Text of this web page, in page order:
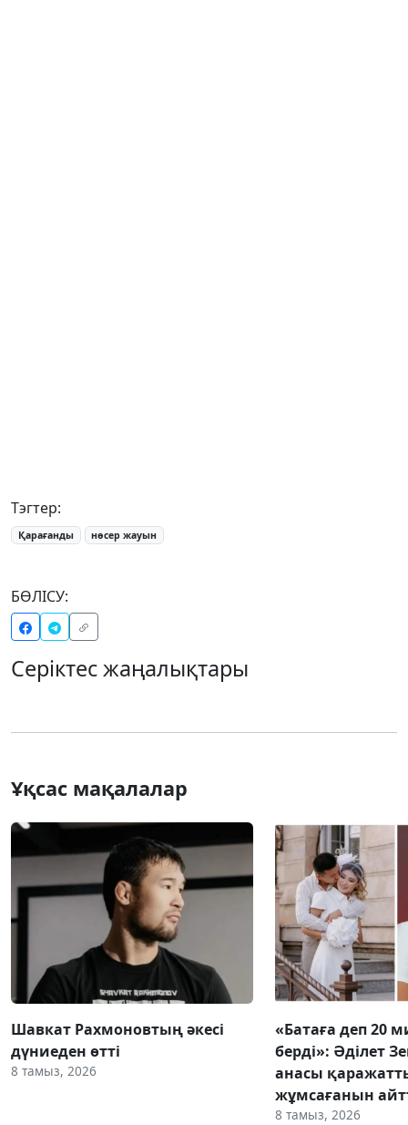
Тэгтер:
Қарағанды нөсер жауын
БӨЛІСУ:
Серіктес жаңалықтары
Ұқсас мақалалар
Шавкат Рахмоновтың әкесі
дүниеден өтті
8 тамыз, 2026
«Батаға деп 20
берді»: Әділет
анасы
жұмсағанын
8 тамыз, 2026